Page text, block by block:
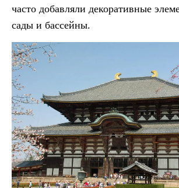
часто добавляли декоративные
сады и бассейны.